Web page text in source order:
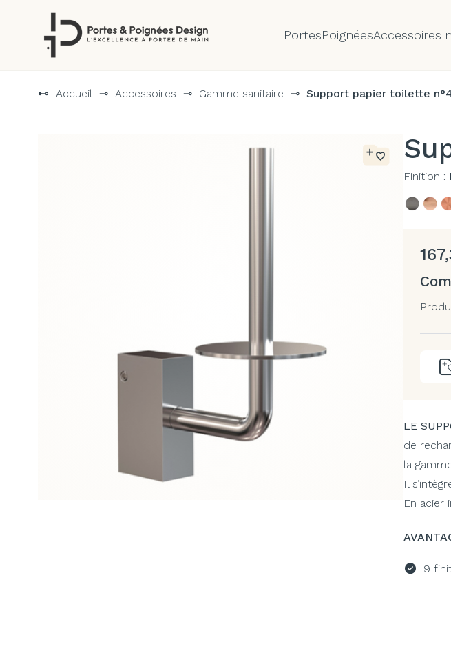
PortesPoignéesAccessoires
⊷ Accueil ⊸ Accessoires ⊸ Gamme sanitaire ⊸ Support papier toilette
Finition :
LE
de
la
Il
En acier
9